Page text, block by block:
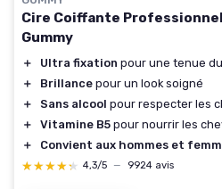
Cire Coiffante
Gummy
＋ Ultra fixation pour une tenue
＋
Brillance pour un look soigné
＋
Sans alcool pour respecter les
＋
Vitamine B5 pour nourrir les
＋
Convient aux hommes et
★★★★★
★★★★★ 4,3/5 — 9924 avis